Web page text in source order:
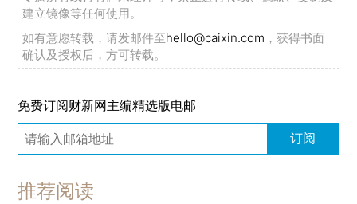
建立镜像等任何使用。
如有意愿转载，请发邮件至hello@caixin.com ，获得书面
确认及授权后，方可转载。
免费订阅财新网主编精选版电邮
订阅
推荐阅读